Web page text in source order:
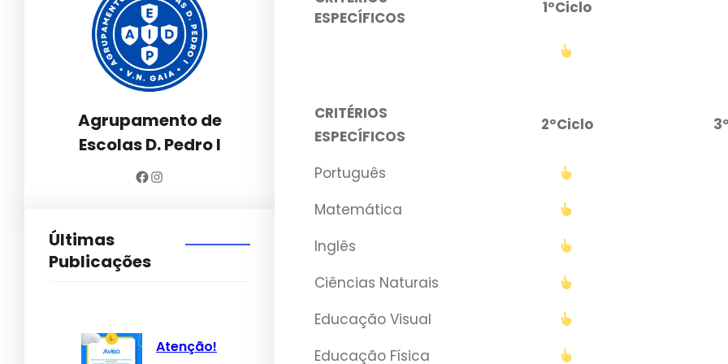
Agrupamento de
Escolas D. Pedro I
Facebook Instagram
Últimas
Publicações
Atenção!
ESPECÍFICOS
1ºCiclo
CRITÉRIOS
ESPECÍFICOS
2ºCiclo
Português
Matemática
Inglês
Ciências Naturais
Educação Visual
Educação Física